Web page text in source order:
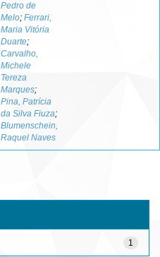
Pedro de
Melo; Ferrari,
Maria Vitória
Duarte;
Carvalho,
Michele
Tereza
Marques;
Pina, Patrícia
da Silva Fiuza;
Blumenschein,
Raquel Naves
1